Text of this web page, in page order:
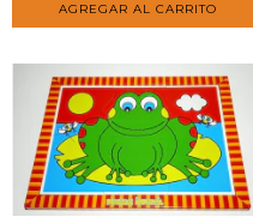
AGREGAR AL CARRITO